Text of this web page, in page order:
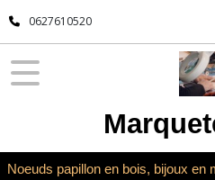
0627610520